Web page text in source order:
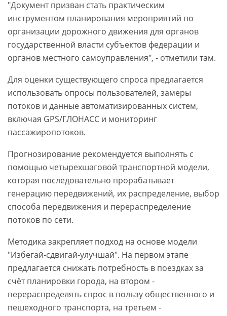
"Документ призван стать практическим
инструментом планирования мероприятий по
организации дорожного движения для органов
государственной власти субъектов федерации и
органов местного самоуправления", - отметили там.
Для оценки существующего спроса предлагается
использовать опросы пользователей, замеры
потоков и данные автоматизированных систем,
включая GPS/ГЛОНАСС и мониторинг
пассажиропотоков.
Прогнозирование рекомендуется выполнять с
помощью четырехшаговой транспортной модели,
которая последовательно прорабатывает
генерацию передвижений, их распределение, выбор
способа передвижения и перераспределение
потоков по сети.
Методика закрепляет подход на основе модели
"Избегай-сдвигай-улучшай". На первом этапе
предлагается снижать потребность в поездках за
счёт планировки города, на втором -
перераспределять спрос в пользу общественного и
пешеходного транспорта, на третьем -